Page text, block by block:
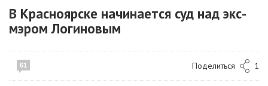
В Красноярске начинается суд над экс-
мэром Логиновым
61 Поделиться 1